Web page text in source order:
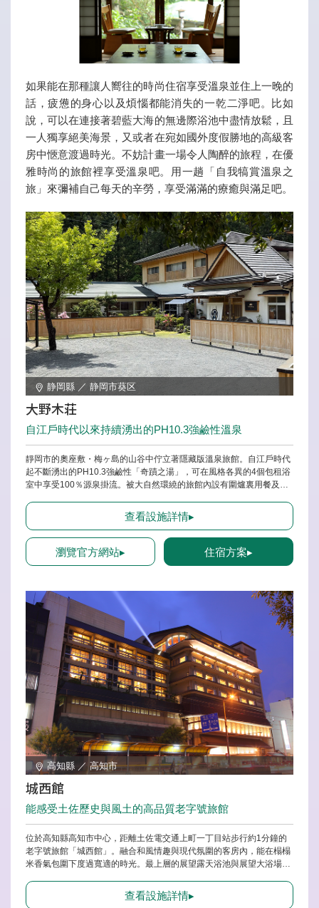
如果能在那種讓人嚮往的時尚住宿享受溫泉並住上一晚的
話，疲憊的身心以及煩惱都能消失的一乾二淨吧。比如
說，可以在連接著碧藍大海的無邊際浴池中盡情放鬆，且
一人獨享絕美海景，又或者在宛如國外度假勝地的高級客
房中愜意渡過時光。不妨計畫一場令人陶醉的旅程，在優
雅時尚的旅館裡享受溫泉吧。用一趟「自我犒賞溫泉之
旅」來彌補自己每天的辛勞，享受滿滿的療癒與滿足吧。
静岡縣 ／ 静岡市葵区
大野木荘
自江戶時代以來持續湧出的PH10.3強鹼性溫泉
靜岡市的奧座敷・梅ヶ島的山谷中佇立著隱藏版溫泉旅館。自江戶時代
起不斷湧出的PH10.3強鹼性「奇蹟之湯」，可在風格各異的4個包租浴
室中享受100％源泉掛流。被大自然環繞的旅館內設有圍爐裏用餐及帶
人共度悠閒時光。晚餐推薦使用當地梅ヶ島山珍與河魚、「駿河軍鶏」
等旬食材製作的懷石料理。提供從JR靜岡站接送服務、設有停車場及免
費Wi-Fi等完善服務也是其魅力之一。
查看設施詳情▸
瀏覽官方網站▸ 住宿方案▸
高知縣 ／ 高知市
城西館
能感受土佐歷史與風土的高品質老字號旅館
位於高知縣高知市中心，距離土佐電交通上町一丁目站步行約1分鐘的
老字號旅館「城西館」。融合和風情趣與現代氛圍的客房內，能在榻榻
米香氣包圍下度過寬適的時光。最上層的展望露天浴池與展望大浴場，
高知城，盡享非日常氣氛。前往匯集本地美食的「ひろめ市場」交通也
非常方便。
查看設施詳情▸